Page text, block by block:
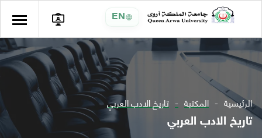
EN
الرئيسية المكتبة تاريخ الادب العربي
تاريخ الادب العربي